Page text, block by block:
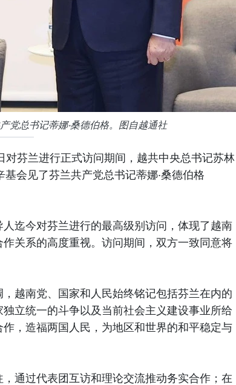
党总书记蒂娜·桑德伯格。图自越通社
芬兰进行正式访问期间，越共中央总书记苏林
会见了芬兰共产党总书记蒂娜·桑德伯格
迄今对芬兰进行的最高级别访问，体现了越南
关系的高度重视。访问期间，双方一致同意将
越南党、国家和人民始终铭记包括芬兰在内的
立统一的斗争以及当前社会主义建设事业所给
，造福两国人民，为地区和世界的和平稳定与
通过代表团互访和理论交流推动务实合作；在